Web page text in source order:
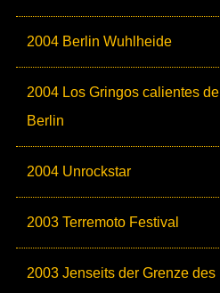
2004 Berlin Wuhlheide
2004 Los Gringos calientes de
Berlin
2004 Unrockstar
2003 Terremoto Festival
2003 Jenseits der Grenze des